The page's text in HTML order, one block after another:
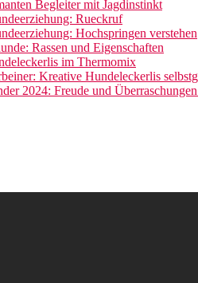
Begleiter mit Jagdinstinkt
Rueckruf
Hochspringen verstehen
Rassen und Eigenschaften
im Thermomix
Kreative Hundeleckerlis
2024: Freude und